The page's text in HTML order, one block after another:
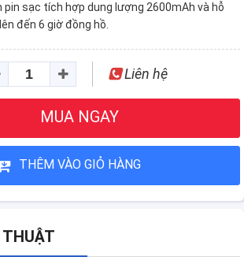
pin sạc tích hợp dung lượng 2600mAh và hỗ
đến 6 giờ đồng hồ.
Liên hệ
MUA NGAY
THÊM VÀO GIỎ HÀNG
THUẬT